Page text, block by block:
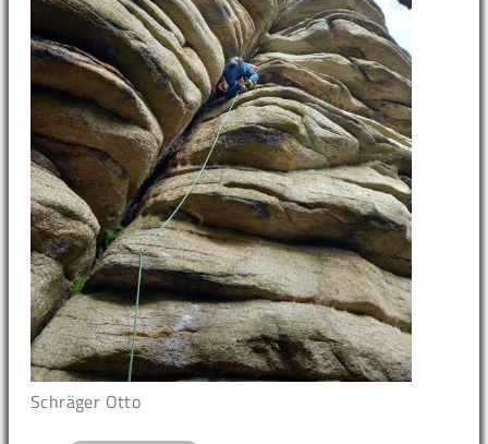
Schräger Otto